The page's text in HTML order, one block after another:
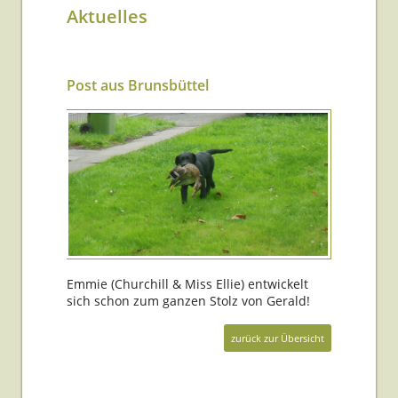
Aktuelles
Post aus Brunsbüttel
Emmie (Churchill & Miss Ellie) entwickelt
sich schon zum ganzen Stolz von Gerald!
zurück zur Übersicht